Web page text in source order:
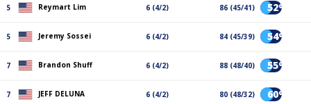
5 Reymart Lim 6 (4/2) 86 (45/41) 52%
5 Jeremy Sossei 6 (4/2) 84 (45/39) 54%
7 Brandon Shuff 6 (4/2) 88 (48/40) 55%
7 JEFF DELUNA 6 (4/2) 80 (48/32) 60%